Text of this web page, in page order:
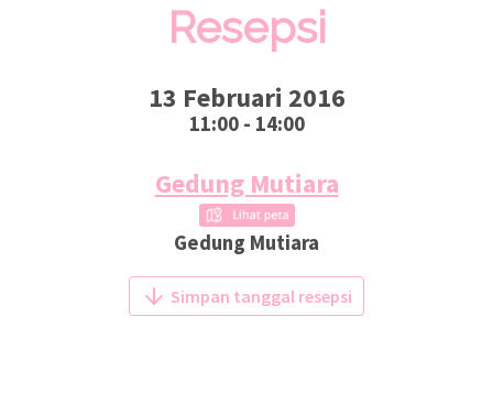
Resepsi
13 Februari 2016
11:00 - 14:00
Gedung Mutiara
Gedung Mutiara
Simpan tanggal resepsi